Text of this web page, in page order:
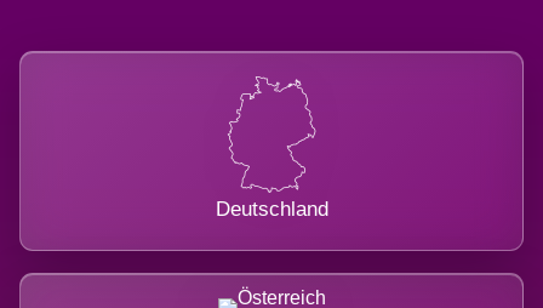
Deutschland